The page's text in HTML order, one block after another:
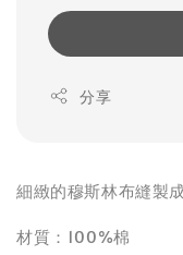
分享
細緻的穆斯林布縫製
材質：100%棉